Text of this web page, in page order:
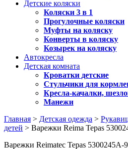
Детские коляски
Коляски 3 в 1
Прогулочные коляски
Муфты на коляску
Конверты в коляску
Козырек на коляску
Автокресла
Детская комната
Кроватки детские
Стульчики для
Кресла-качалки,
Манежи
Главная > Детская одежда >
детей > Варежки Reima Tepas
Варежки Reimatec Tepas 5300245A-